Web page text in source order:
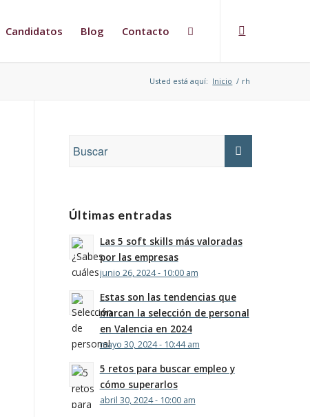
Candidatos Blog Contacto
Usted está aquí: Inicio / rh
Últimas entradas
Las 5 soft skills más valoradas
por las empresas
junio 26, 2024 - 10:00 am
Estas son las tendencias que
marcan la selección de personal
en Valencia en 2024
mayo 30, 2024 - 10:44 am
5 retos para buscar empleo y
cómo superarlos
abril 30, 2024 - 10:00 am